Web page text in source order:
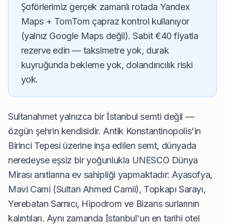
Şoförlerimiz gerçek zamanlı rotada Yandex
Maps + TomTom çapraz kontrol kullanıyor
(yalnız Google Maps değil). Sabit €40 fiyatla
rezerve edin — taksimetre yok, durak
kuyruğunda bekleme yok, dolandırıcılık riski
yok.
Sultanahmet yalnızca bir İstanbul semti değil —
özgün şehrin kendisidir. Antik Konstantinopolis'in
Birinci Tepesi üzerine inşa edilen semt, dünyada
neredeyse eşsiz bir yoğunlukla UNESCO Dünya
Mirası anıtlarına ev sahipliği yapmaktadır: Ayasofya,
Mavi Cami (Sultan Ahmed Camii), Topkapı Sarayı,
Yerebatan Sarnıcı, Hipodrom ve Bizans surlarının
kalıntıları. Aynı zamanda İstanbul'un en tarihi otel